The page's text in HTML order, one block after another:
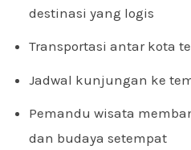
destinasi yang logis
Transportasi antar kota
Jadwal kunjungan ke
Pemandu wisata
dan budaya setempat